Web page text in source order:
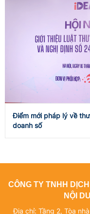
Điểm mới pháp lý về
doanh số
CÔNG TY TNHH
NỘI
Địa chỉ: Tầng 2, Tòa